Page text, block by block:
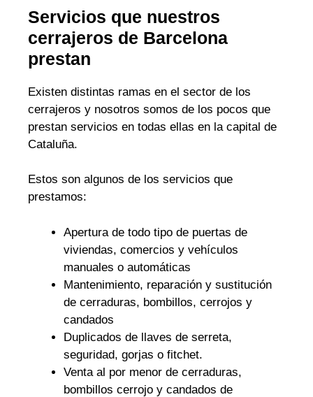
Servicios que nuestros
cerrajeros de Barcelona
prestan
Existen distintas ramas en el sector de los
cerrajeros y nosotros somos de los pocos que
prestan servicios en todas ellas en la capital de
Cataluña.
Estos son algunos de los servicios que
prestamos:
Apertura de todo tipo de puertas de
viviendas, comercios y vehículos
manuales o automáticas
Mantenimiento, reparación y sustitución
de cerraduras, bombillos, cerrojos y
candados
Duplicados de llaves de serreta,
seguridad, gorjas o fitchet.
Venta al por menor de cerraduras,
bombillos cerrojo y candados de